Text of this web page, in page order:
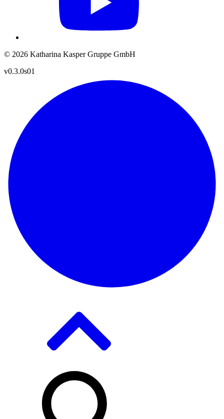
© 2026 Katharina Kasper Gruppe GmbH
v0.3.0s01